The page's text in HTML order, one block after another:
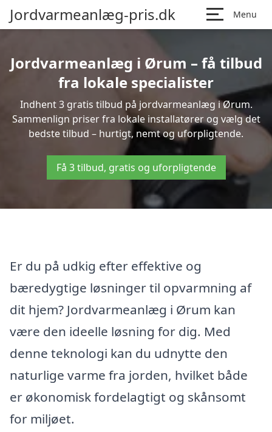
Jordvarmeanlæg-pris.dk Menu
Jordvarmeanlæg i Ørum – få tilbud
fra lokale specialister
Indhent 3 gratis tilbud på jordvarmeanlæg i Ørum.
Sammenlign priser fra lokale installatører og vælg det
bedste tilbud – hurtigt, nemt og uforpligtende.
Få 3 tilbud, gratis og uforpligtende
Er du på udkig efter effektive og
bæredygtige løsninger til opvarmning af
dit hjem? Jordvarmeanlæg i Ørum kan
være den ideelle løsning for dig. Med
denne teknologi kan du udnytte den
naturlige varme fra jorden, hvilket både
er økonomisk fordelagtigt og skånsomt
for miljøet.